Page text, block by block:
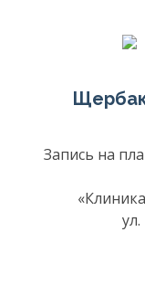
Запись на